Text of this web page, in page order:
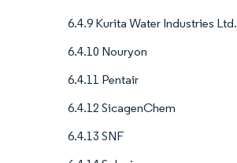
6.4.9 Kurita Water Industries Ltd.
6.4.10 Nouryon
6.4.11 Pentair
6.4.12 SicagenChem
6.4.13 SNF